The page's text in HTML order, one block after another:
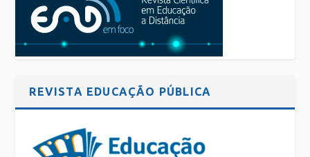
REVISTA EDUCAÇÃO PÚBLICA